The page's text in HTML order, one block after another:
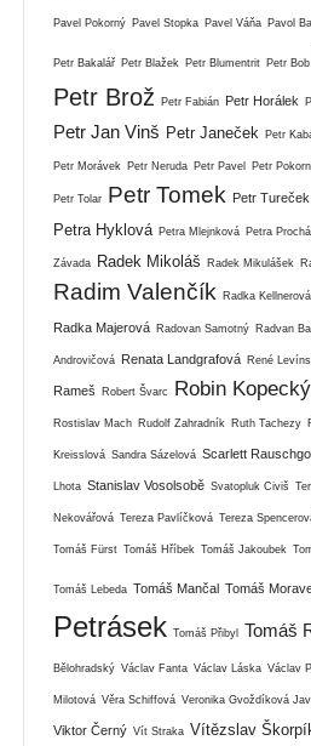
Pavel Pokorný Pavel Stopka Pavel Váňa Pavol
Petr Bakalář Petr Blažek Petr Blumentrit Petr Bob
Petr Brož Petr Fabián Petr Horálek
Petr Jan Vinš Petr Janeček Petr
Petr Morávek Petr Neruda Petr Pavel Petr
Petr Tolar Petr Tomek Petr Tureček
Petra Hyklová Petra Mlejnková Petra
Závada Radek Mikoláš Radek Mikulášek
Radim Valenčík Radka Kellnerová
Radka Majerová Radovan Samotný Radvan
Androvičová Renata Landgrafová René
Rameš Robert Švarc Robin Kopecký
Rostislav Mach Rudolf Zahradník Ruth Tachezy
Kreisslová Sandra Sázelová Scarlett
Lhota Stanislav Vosolsobě Svatopluk Civiš
Nekovářová Tereza Pavlíčková Tereza
Tomáš Fürst Tomáš Hříbek Tomáš Jakoubek
Tomáš Lebeda Tomáš Mančal Tomáš
Petrásek Tomáš Přibyl Tomáš
Bělohradský Václav Fanta Václav Láska Václav
Milotová Věra Schiffová Veronika Gvoždíková
Viktor Černý Vít Straka Vítězslav